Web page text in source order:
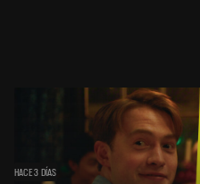
HACE 3 DÍAS